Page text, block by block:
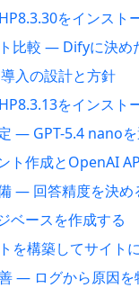
をインスト
比較 — Difyに決め
入の設計と方針
をインスト
— GPT-5.4 nano
ト作成とOpenAI
— 回答精度を決め
ベースを作成する
を構築してサイト
— ログから原因を